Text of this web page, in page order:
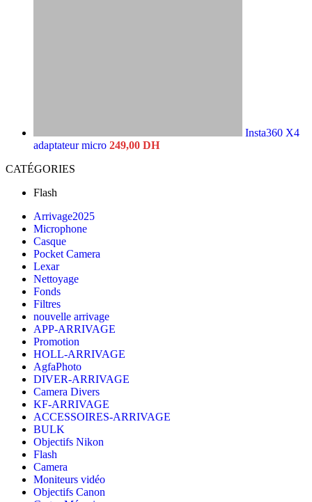
Insta360 X4
adaptateur micro 249,00 DH
CATÉGORIES
Flash
Arrivage2025
Microphone
Casque
Pocket Camera
Lexar
Nettoyage
Fonds
Filtres
nouvelle arrivage
APP-ARRIVAGE
Promotion
HOLL-ARRIVAGE
AgfaPhoto
DIVER-ARRIVAGE
Camera Divers
KF-ARRIVAGE
ACCESSOIRES-ARRIVAGE
BULK
Objectifs Nikon
Flash
Camera
Moniteurs vidéo
Objectifs Canon